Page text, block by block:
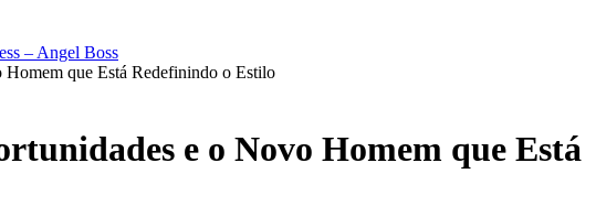
que Está Redefinindo o Estilo
e o Novo Homem que Está